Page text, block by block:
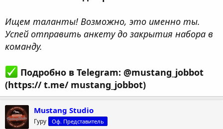
Ищем таланты! Возможно, это именно ты.
Успей отправить анкету до закрытия набора в
команду.
Подробно в Telegram: @mustang_jobbot
(https:// t.me/ mustang_jobbot)
Mustang Studio
Гуру Оф. Представитель